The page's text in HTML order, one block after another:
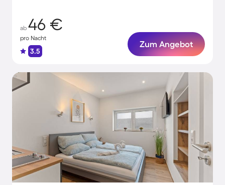
ab 46 €
pro Nacht
3.5
Zum Angebot